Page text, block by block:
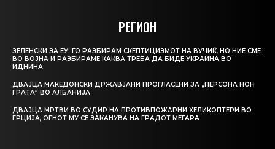
РЕГИОН
ЗЕЛЕНСКИ ЗА ЕУ: ГО РАЗБИРАМ СКЕПТИЦИЗМОТ НА ВУЧИЌ, НО НИЕ СМЕ
ВО ВОЈНА И РАЗБИРАМЕ КАКВА ТРЕБА ДА БИДЕ УКРАИНА ВО
ИДНИНА
ДВАЈЦА МАКЕДОНСКИ ДРЖАВЈАНИ ПРОГЛАСЕНИ ЗА „ПЕРСОНА НОН
ГРАТА“ ВО АЛБАНИЈА
ДВАЈЦА МРТВИ ВО СУДИР НА ПРОТИВПОЖАРНИ ХЕЛИКОПТЕРИ ВО
ГРЦИЈА, ОГНОТ МУ СЕ ЗАКАНУВА НА ГРАДОТ МЕГАРА